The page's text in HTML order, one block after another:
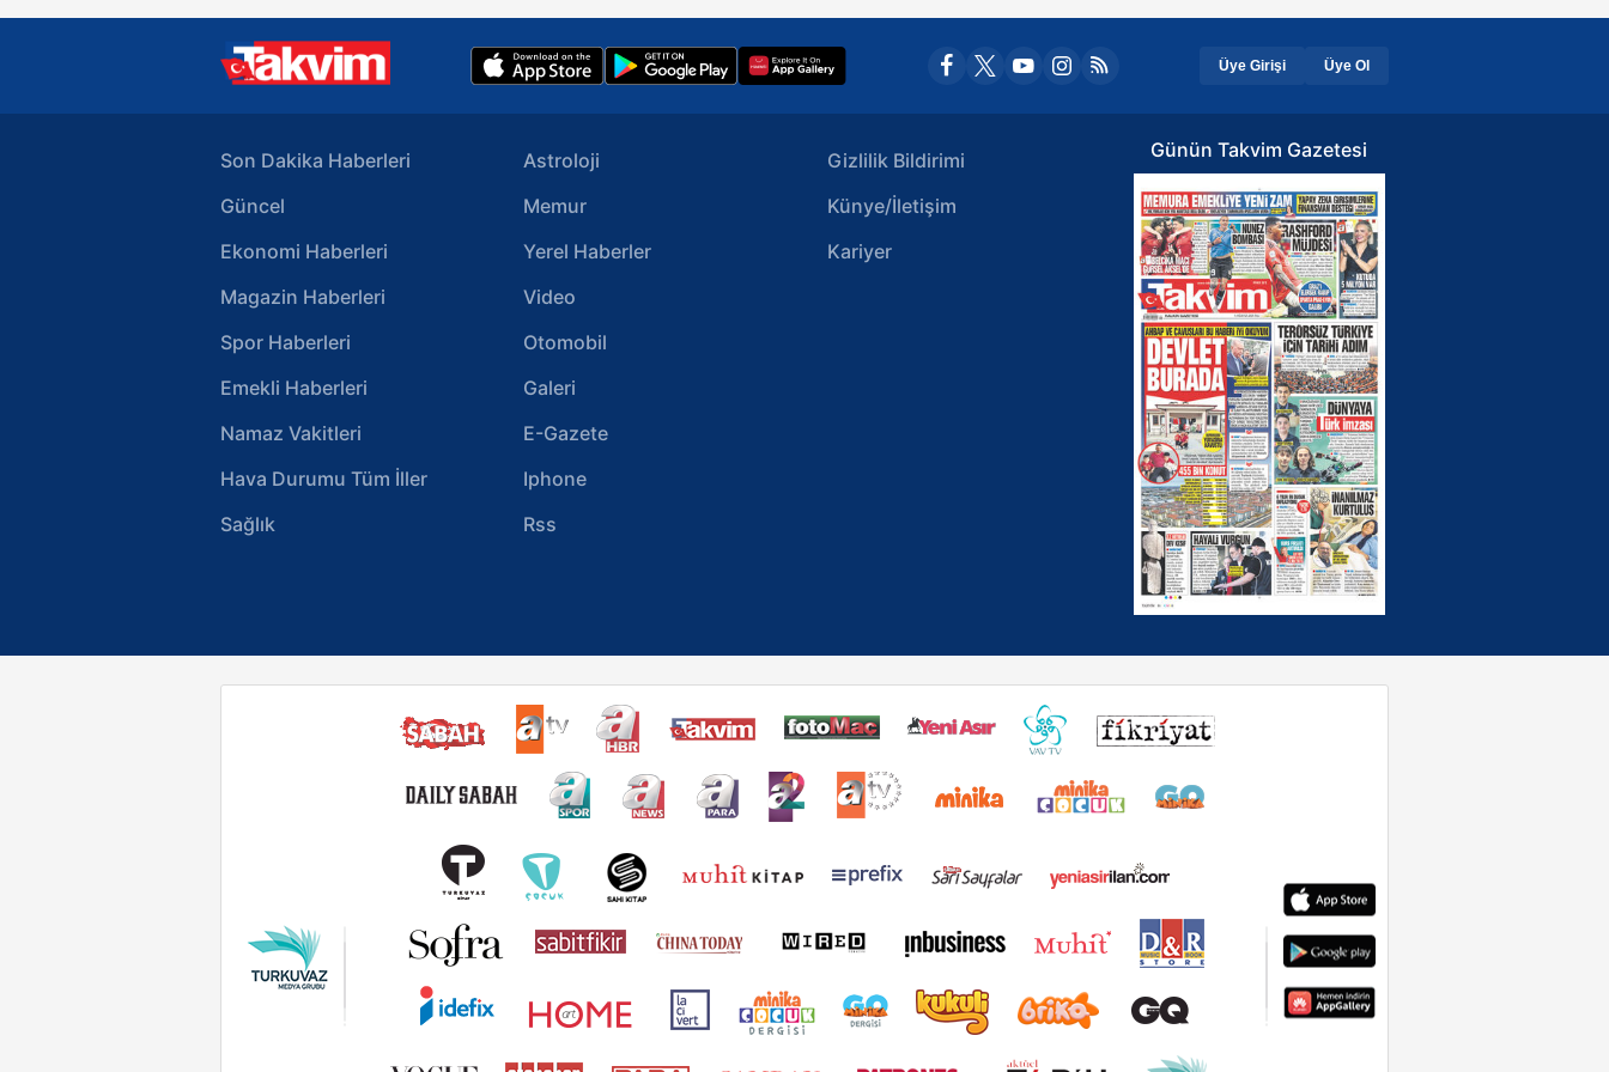
Üye Girişi Üye Ol
Son Dakika Haberleri
Güncel
Ekonomi Haberleri
Magazin Haberleri
Spor Haberleri
Emekli Haberleri
Namaz Vakitleri
Hava Durumu Tüm İller
Sağlık
Astroloji
Memur
Yerel Haberler
Video
Otomobil
Galeri
E-Gazete
Iphone
Rss
Gizlilik Bildirimi
Künye/İletişim
Kariyer
Günün Takvim Gazetesi